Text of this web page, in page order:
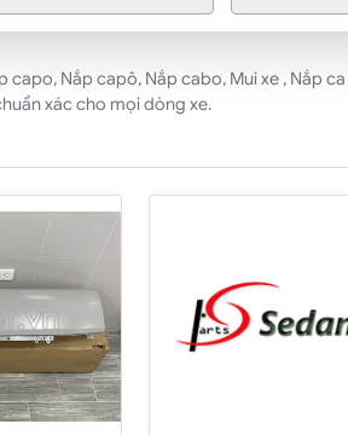
Nắp capô, Nắp cabo, Mui xe , Nắp
xác cho mọi dòng xe.